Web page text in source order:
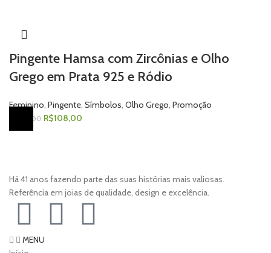
Pingente Hamsa com Zircônias e Olho
Grego em Prata 925 e Ródio
Feminino Pingente Símbolos Olho Grego Promoção
145,00 R$108,00
Há 41 anos fazendo parte das suas histórias mais valiosas.
Referência em joias de qualidade, design e excelência.
MENU